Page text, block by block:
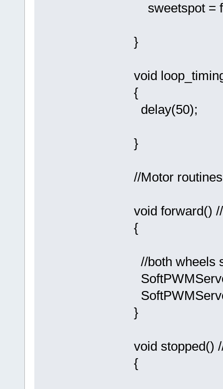
sweetspot =
}
void
{
delay(50);
}
//Motor
void forward()
{
//both wheels
}
void stopped()
{